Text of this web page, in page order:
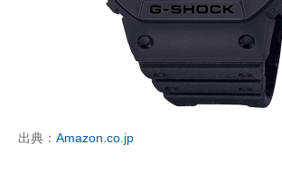
出典： Amazon.co.jp